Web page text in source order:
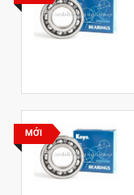
MỚI